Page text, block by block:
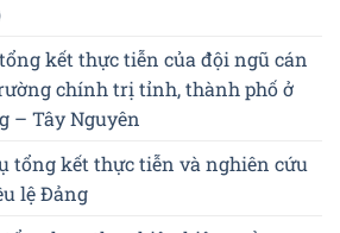
kết thực tiễn của đội ngũ cán
chính trị tỉnh, thành phố ở
– Tây Nguyên
tổng kết thực tiễn và nghiên cứu
lệ Đảng